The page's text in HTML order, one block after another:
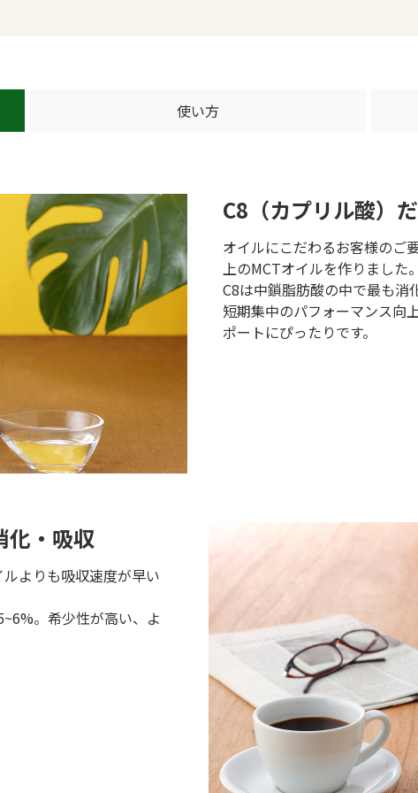
使い方
C8（カプリル酸）
オイルにこだわるお客様のご
上のMCTオイルを作りました。
C8は中鎖脂肪酸の中で最も消
短期集中のパフォーマンス向
ポートにぴったりです。
化・吸収
よりも吸収速度が早い
。希少性が高い、よ